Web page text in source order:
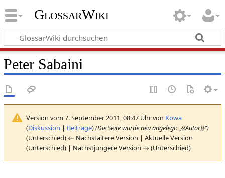
GlossarWiki
Peter Sabaini
Version vom 7. September 2011, 08:47 Uhr von Kowa
(Diskussion | Beiträge)(Die Seite wurde neu angelegt: „{{Autor}}“)
(Unterschied) ← Nächstältere Version | Aktuelle Version
(Unterschied) | Nächstjüngere Version → (Unterschied)